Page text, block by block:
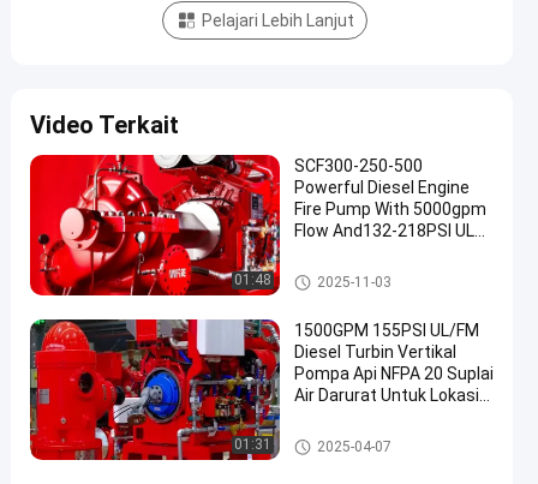
Case
Pompa
Kebakaran
Bahan
Besi
Cor
Ulet
Pompa
Driven
Pemadam
Kebakaran
Diesel
2020-
06-15
41
Bicara
Sekarang
Pelajari Lebih Lanjut
Video Terkait
01:48
SCF300-250-500
Powerful Diesel Engine
Fire Pump With 5000gpm
Flow And132-218PSI UL
Case 12x10"
Pompa Driven Pemadam Keba
karan Diesel
2025-11-03
01:31
1500GPM 155PSI UL/FM
Diesel Turbin Vertikal
Pompa Api NFPA 20 Suplai
Air Darurat Untuk Lokasi
NMFIRE
Pompa Kebakaran Turbin Verti
kal
2025-04-07